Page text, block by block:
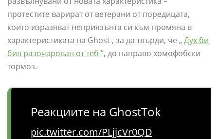
протестите варират от ветерани от поредицата,
които изразяват неприязънта си към промяна в
характеристиката на Ghost , за да твърди, че „Дух би
бил разочарован от теб ”, до направо хомофобски
тормоз.
Реакциите на GhostTok
pic.twitter.com/PLjjcVr0QD